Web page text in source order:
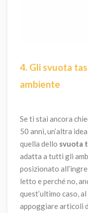
4. Gli svuota
ambiente
Se ti stai ancora
50 anni, un’altra
quella dello svuota
adatta a tutti gli
posizionato
letto e perché no,
quest’ultimo caso,
appoggiare articoli